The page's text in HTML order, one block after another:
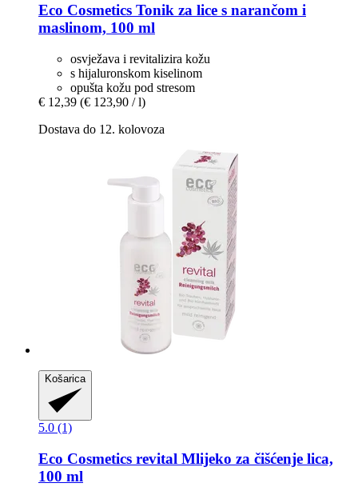
Eco Cosmetics Tonik za lice s narančom i
maslinom, 100 ml
osvježava i revitalizira kožu
s hijaluronskom kiselinom
opušta kožu pod stresom
€ 12,39 (€ 123,90 / l)
Dostava do 12. kolovoza
Košarica
5.0 (1)
Eco Cosmetics revital Mlijeko za čišćenje lica,
100 ml